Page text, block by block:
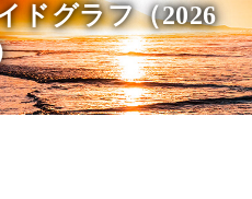
ドグラフ（2026